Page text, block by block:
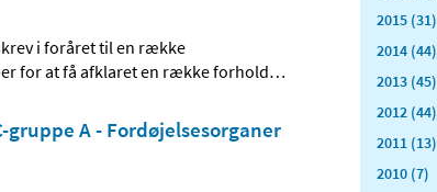
i foråret til en række
for at få afklaret en række forhold…
gruppe A - Fordøjelsesorganer
2015 (31)
2014 (44)
2013 (45)
2012 (44)
2011 (13)
2010 (7)